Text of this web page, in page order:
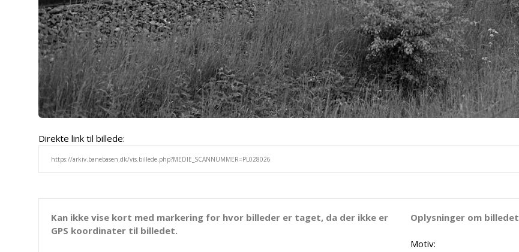
Direkte link til billede:
Kan ikke vise kort med markering for hvor billeder er taget, da der ikke er
GPS koordinater til billedet.
Oplysninger om billedet
Motiv: